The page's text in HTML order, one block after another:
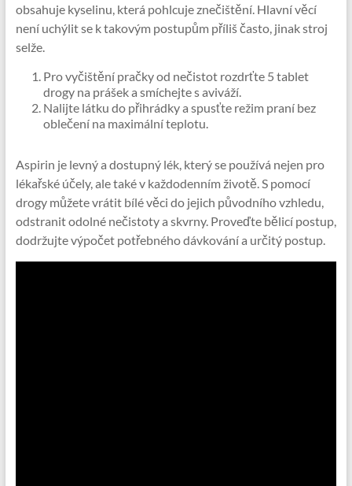
obsahuje kyselinu, která pohlcuje znečištění. Hlavní věcí
není uchýlit se k takovým postupům příliš často, jinak stroj
selže.
Pro vyčištění pračky od nečistot rozdrťte 5 tablet
drogy na prášek a smíchejte s aviváží.
Nalijte látku do přihrádky a spusťte režim praní bez
oblečení na maximální teplotu.
Aspirin je levný a dostupný lék, který se používá nejen pro
lékařské účely, ale také v každodenním životě. S pomocí
drogy můžete vrátit bílé věci do jejich původního vzhledu,
odstranit odolné nečistoty a skvrny. Proveďte bělicí postup,
dodržujte výpočet potřebného dávkování a určitý postup.